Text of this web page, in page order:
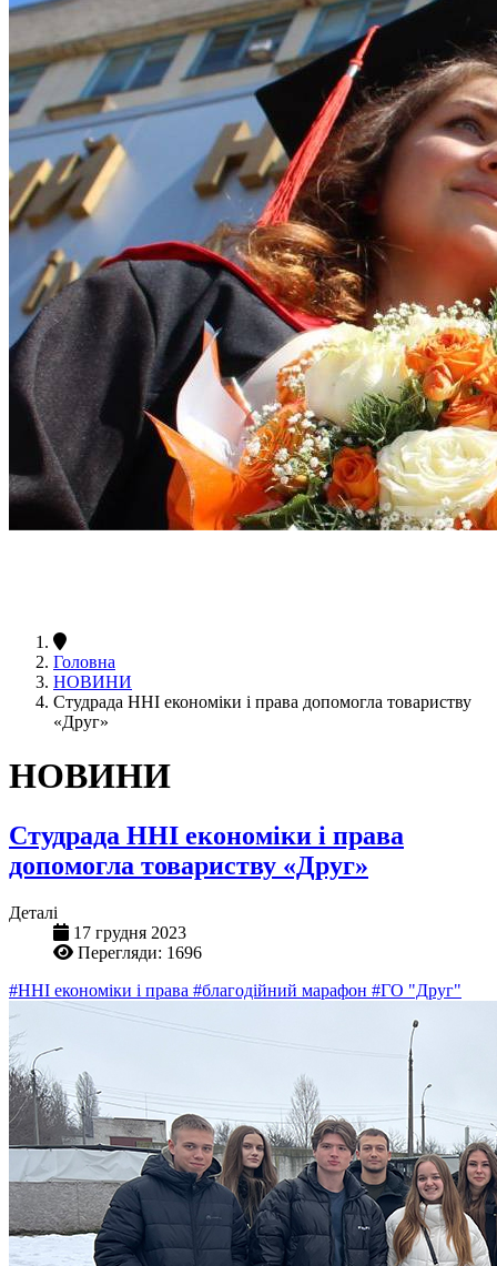
Головна
НОВИНИ
Студрада ННІ економіки і права допомогла товариству
«Друг»
НОВИНИ
Студрада ННІ економіки і права
допомогла товариству «Друг»
Деталі
17 грудня 2023
Перегляди: 1696
#ННІ економіки і права #благодійний марафон #ГО "Друг"